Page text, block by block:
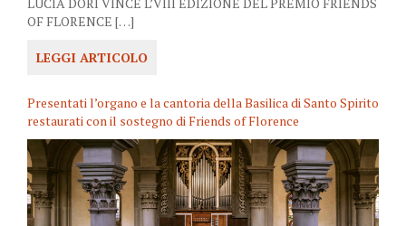
OF FLORENCE […]
LEGGI ARTICOLO
Presentati l’organo e la cantoria della Basilica di Santo Spirito
restaurati con il sostegno di Friends of Florence